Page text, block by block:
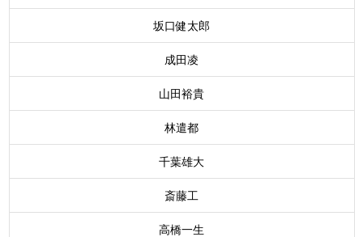
坂口健太郎
成田凌
山田裕貴
林遣都
千葉雄大
斎藤工
高橋一生